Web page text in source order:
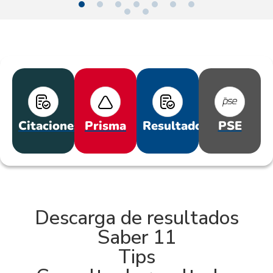
Citaciones Prisma Resultados PSE
Descarga de resultados
Saber 11
Tips